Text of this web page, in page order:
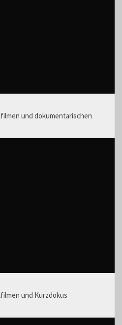
und dokumentarischen
und Kurzdokus